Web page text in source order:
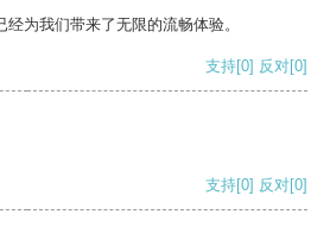
为我们带来了无限的流畅体验。
支持[0] 反对[0]
支持[0] 反对[0]